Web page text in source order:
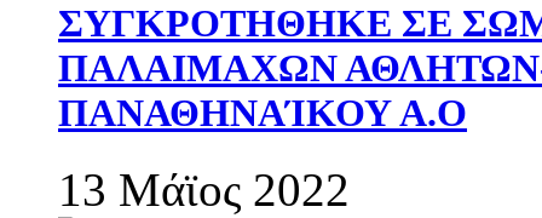
ΣΥΓΚΡΟΤΗΘΗΚΕ ΣΕ
ΠΑΛΑΙΜΑΧΩΝ
ΠΑΝΑΘΗΝΑΊΚΟΥ Α.Ο
13 Μάϊος 2022